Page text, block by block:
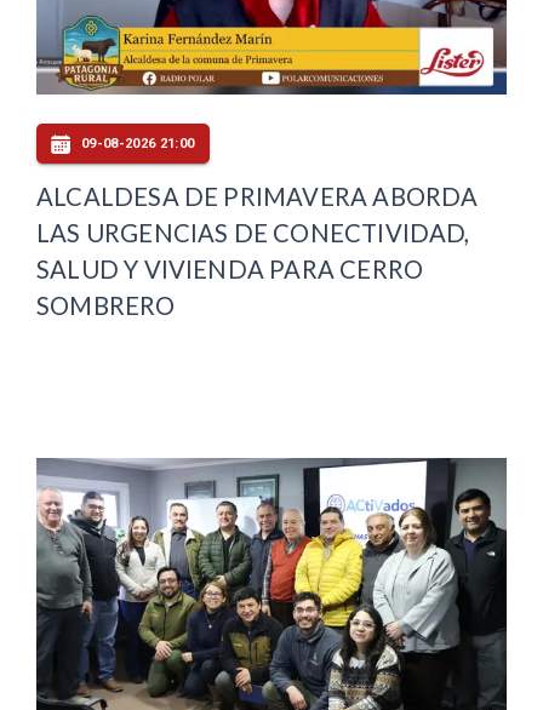
09-08-2026 21:00
ALCALDESA DE PRIMAVERA ABORDA
LAS URGENCIAS DE CONECTIVIDAD,
SALUD Y VIVIENDA PARA CERRO
SOMBRERO